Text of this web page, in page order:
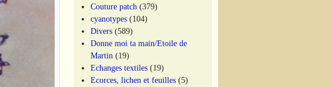
Couture patch (379)
cyanotypes (104)
Divers (589)
Donne moi ta main/Etoile de
Martin (19)
Echanges textiles (19)
Ecorces, lichen et feuilles (5)